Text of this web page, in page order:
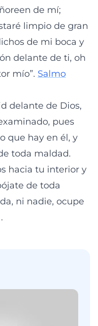
de mí;
limpio de gran
de mi boca y
delante de ti, oh
mío”. Salmo
delante de Dios,
pues
que hay en él, y
toda maldad.
hacia tu interior y
de toda
ni nadie, ocupe